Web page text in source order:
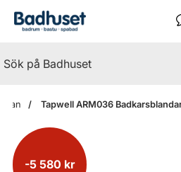
Tapwell ARM036
-5 580 kr